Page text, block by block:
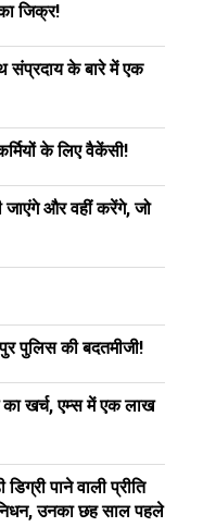
जिक्र!
संप्रदाय के बारे में एक
के लिए वैकेंसी!
जाएंगे और वहीं करेंगे, जो
पुलिस की बदतमीजी!
का खर्च, एम्स में एक लाख
पाने वाली प्रीति
उनका छह साल पहले